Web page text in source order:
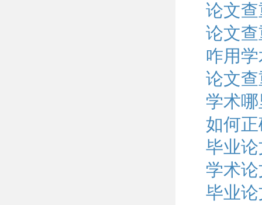
论文
论文
咋用
论文
学术
如何
毕业
学术
毕业